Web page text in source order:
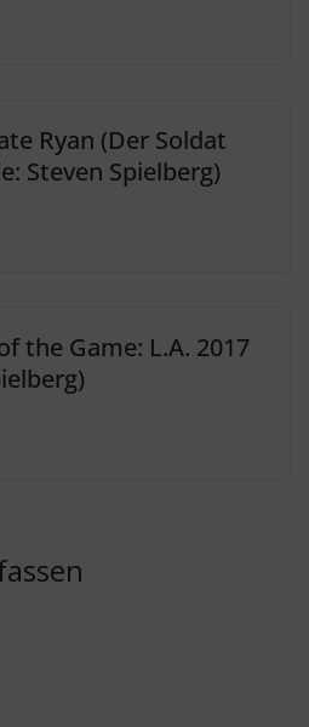
Ryan (Der Soldat
Steven Spielberg)
the Game: L.A. 2017